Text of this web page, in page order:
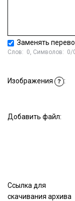
Заменять
Слов: 0, Символов: 0/
Изображения ? :
Добавить файл:
Ссылка для
скачивания архива